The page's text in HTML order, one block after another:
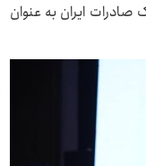
ایران به عنوان